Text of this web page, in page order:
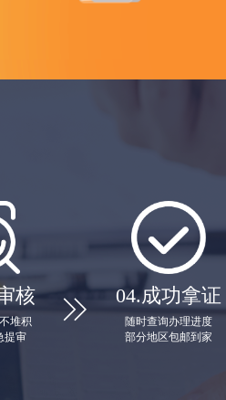
核
堆积
提审
 04.成功拿证
随时查询办理进度
部分地区包邮到家